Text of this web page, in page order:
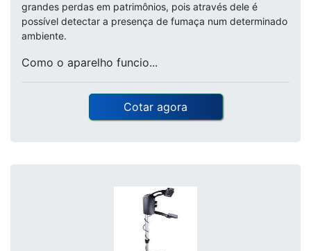
grandes perdas em patrimônios, pois através dele é
possível detectar a presença de fumaça num determinado
ambiente.
Como o aparelho funcio...
Cotar agora